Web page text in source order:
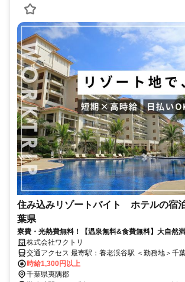
住み込みリゾートバイト ホテルの宿
葉県
寮費・光熱費無料！【温泉無料&食費無料】大自然
ートバイト
株式会社ワクトリ
交通アクセス 最寄駅：養老渓谷駅 ＜勤務地＞千葉県夷隅郡大多喜町
粟又2月11日★寮完備・赴任交通費支給！ 【東京方面より】 JR総武
快速で東京駅⇒蘇我駅（約50分） 小湊鉄道で蘇
時給1,300円以上
千葉県夷隅郡